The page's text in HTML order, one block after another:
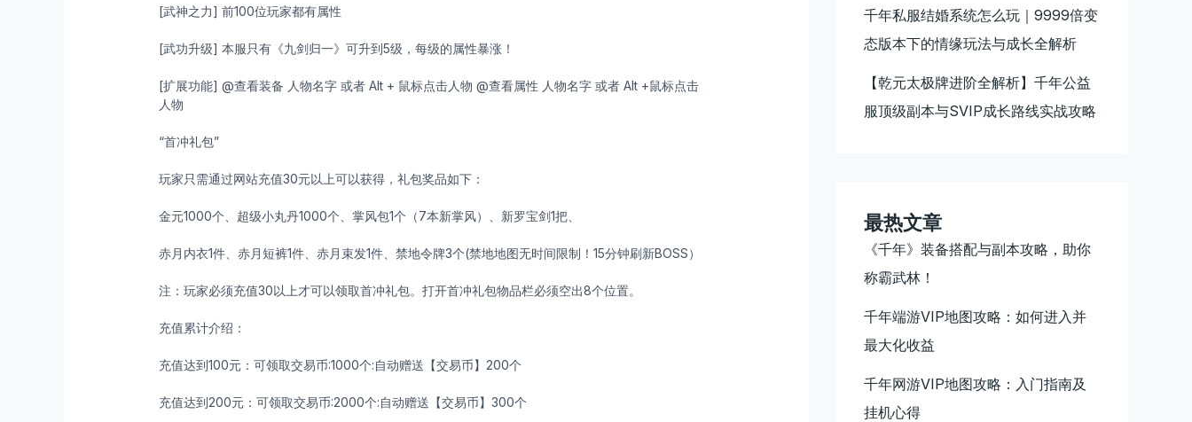
[武神之力] 前100位玩家都有属性
[武功升级] 本服只有《九剑归一》可升到5级，每级的属性暴涨！
[扩展功能] @查看装备 人物名字 或者 Alt + 鼠标点击人物 @查看属性 人物名字 或者 Alt +鼠标点击
人物
“首冲礼包”
玩家只需通过网站充值30元以上可以获得，礼包奖品如下：
金元1000个、超级小丸丹1000个、掌风包1个（7本新掌风）、新罗宝剑1把、
赤月内衣1件、赤月短裤1件、赤月束发1件、禁地令牌3个(禁地地图无时间限制！15分钟刷新BOSS）
注：玩家必须充值30以上才可以领取首冲礼包。打开首冲礼包物品栏必须空出8个位置。
充值累计介绍：
充值达到100元：可领取交易币:1000个:自动赠送【交易币】200个
充值达到200元：可领取交易币:2000个:自动赠送【交易币】300个
千年私服结婚系统怎么玩｜9999倍变
态版本下的情缘玩法与成长全解析
【乾元太极牌进阶全解析】千年公益
服顶级副本与SVIP成长路线实战攻略
最热文章
《千年》装备搭配与副本攻略，助你
称霸武林！
千年端游VIP地图攻略：如何进入并
最大化收益
千年网游VIP地图攻略：入门指南及
挂机心得